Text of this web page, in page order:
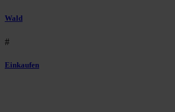
Wald
#
Einkaufen